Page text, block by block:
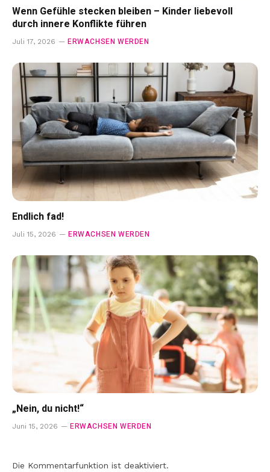
Wenn Gefühle stecken bleiben – Kinder liebevoll
durch innere Konflikte führen
Juli 17, 2026 ERWACHSEN WERDEN
Endlich fad!
Juli 15, 2026 ERWACHSEN WERDEN
„Nein, du nicht!“
Juni 15, 2026 ERWACHSEN WERDEN
Die Kommentarfunktion ist deaktiviert.